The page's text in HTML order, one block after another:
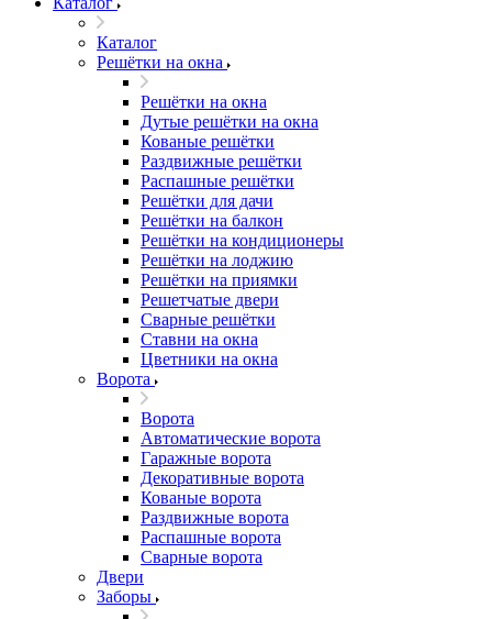
Каталог
Решётки на окна
Решётки на окна
Дутые решётки на окна
Кованые решётки
Раздвижные решётки
Распашные решётки
Решётки для дачи
Решётки на балкон
Решётки на кондиционеры
Решётки на лоджию
Решётки на приямки
Решетчатые двери
Сварные решётки
Ставни на окна
Цветники на окна
Ворота
Ворота
Автоматические ворота
Гаражные ворота
Декоративные ворота
Кованые ворота
Раздвижные ворота
Распашные ворота
Сварные ворота
Двери
Заборы